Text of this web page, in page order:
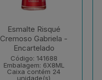
Esmalte Risqué
Cremoso Gabriela -
Encartelado
Código: 141688
Embalagem: 6X8ML
Caixa contém 24
unidade(s)